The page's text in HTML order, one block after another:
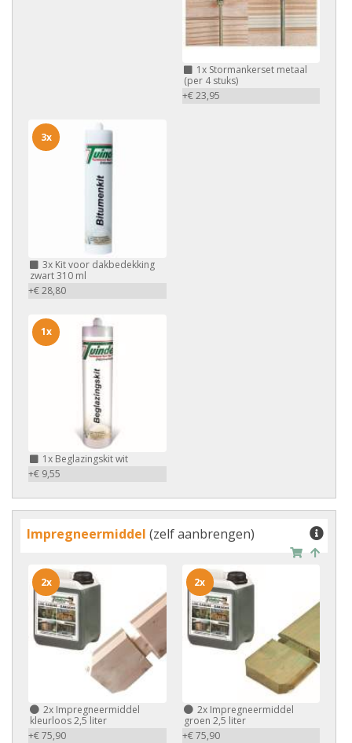
1xStormankerset metaal
(per 4 stuks)
+€ 23,95
3x Kit voor dakbedekking
zwart 310 ml
+€ 28,80
3x
1x Beglazingskit wit
+€ 9,55
1x
Impregneermiddel (zelf aanbrengen)
2x Impregneermiddel
kleurloos 2,5 liter
+€ 75,90
2x
2xImpregneermiddel
groen 2,5 liter
+€ 75,90
2x